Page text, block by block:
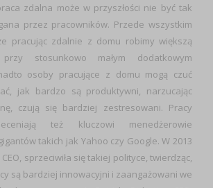
zdalna może w przyszłości nie być tak
przez pracowników. Przede wszystkim
pracując zdalnie z domu robimy większą
stosunkowo małym dodatkowym
osoby pracujące z domu mogą czuć
jak bardzo są produktywni, narzucając
czują się bardziej zestresowani. Pracy
też kluczowi menedżerowie
takich jak Yahoo czy Google. W 2013
sprzeciwiła się takiej polityce, twierdząc,
są bardziej innowacyjni i zaangażowani we